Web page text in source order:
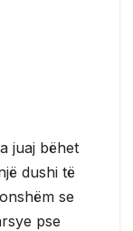
juaj bëhet
dushi të
se
pse